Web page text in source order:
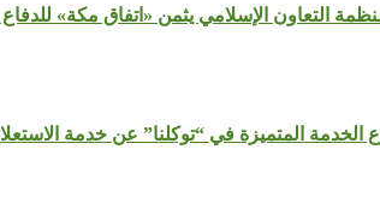
التعاون الإسلامي يثمن «اتفاق مكة»
الخدمة المتميزة في “توكلنا” عن خدمة